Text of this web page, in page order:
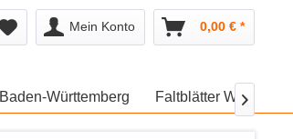
Mein Konto 0,00 € *
Baden-Württemberg Faltblätter WÜ
